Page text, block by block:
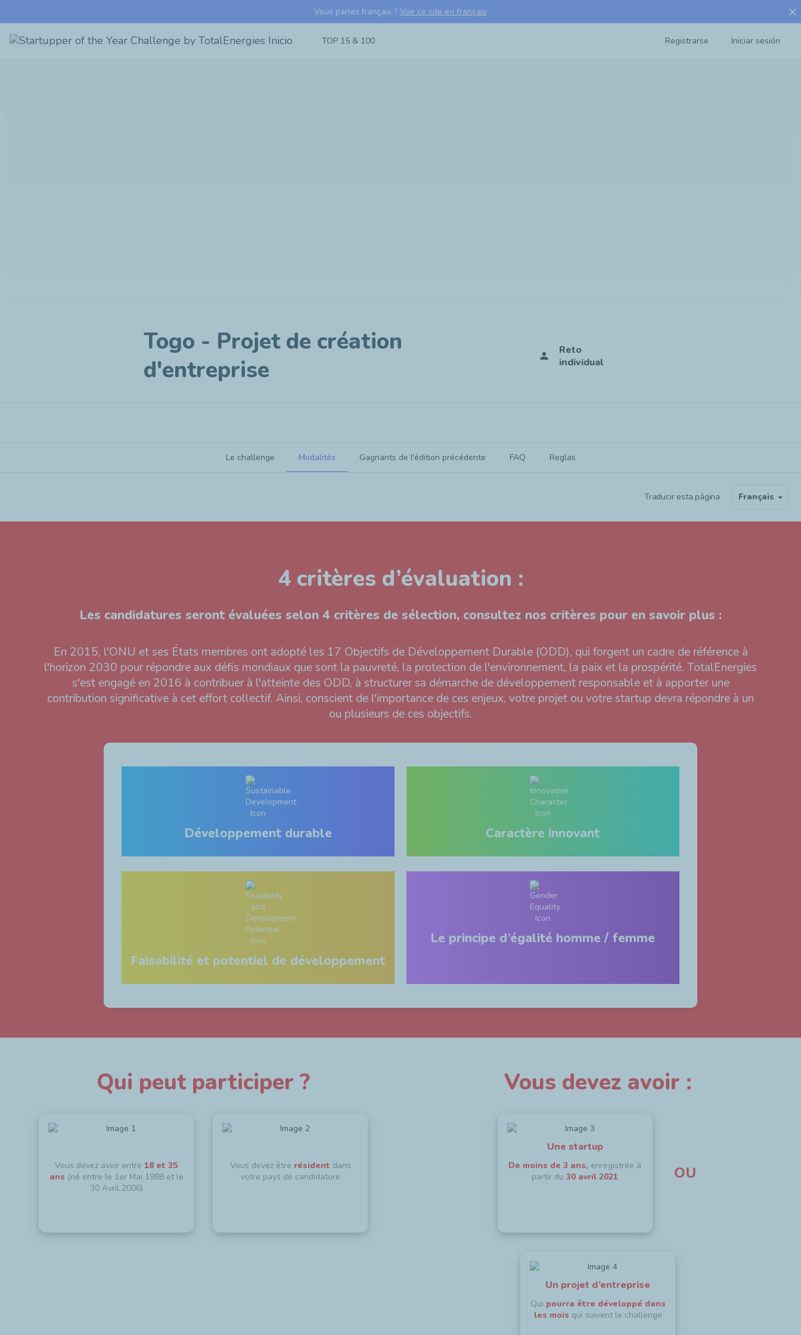
Vous parlez français ? Voir ce site en français close
Startupper
TOP 15 & 100 Registrarse Iniciar sesión
Togo - Projet de création
d'entreprise
person
Reto
individual
Le challenge Modalités Gagnants de l'édition précédente FAQ Reglas
Traducir esta página Français
4 critères d’évaluation :
Les candidatures seront évaluées selon 4 critères de sélection, consultez nos critères pour en savoir plus :
En 2015, l'ONU et ses États membres ont adopté les 17 Objectifs de Développement Durable (ODD), qui forgent un cadre de référence à
l'horizon 2030 pour répondre aux défis mondiaux que sont la pauvreté, la protection de l'environnement, la paix et la prospérité. TotalEnergies
s'est engagé en 2016 à contribuer à l'atteinte des ODD, à structurer sa démarche de développement responsable et à apporter une
contribution significative à cet effort collectif. Ainsi, conscient de l'importance de ces enjeux, votre projet ou votre startup devra répondre à un
ou plusieurs de ces objectifs.
Développement durable Caractère innovant
Faisabilité et potentiel de développement
Le principe d’égalité homme / femme
Qui peut participer ?
Vous devez avoir entre 18 et 35
ans (né entre le 1er Mai 1988 et le
30 Avril 2006)
Vous devez être résident dans
votre pays de candidature
Vous devez avoir :
Une startup
De moins de 3 ans, enregistrée à
partir du 30 avril 2021 OU
Un projet d’entreprise
Qui pourra être développé dans
les mois qui suivent le challenge